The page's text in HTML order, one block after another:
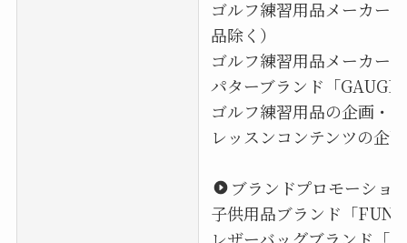
ゴルフ練習用品メーカー
品除く）
ゴルフ練習用品メーカー
パターブランド「
ゴルフ練習用品の企画・
レッスンコンテンツの企
ブランドプロモーショ
子供用品ブランド「